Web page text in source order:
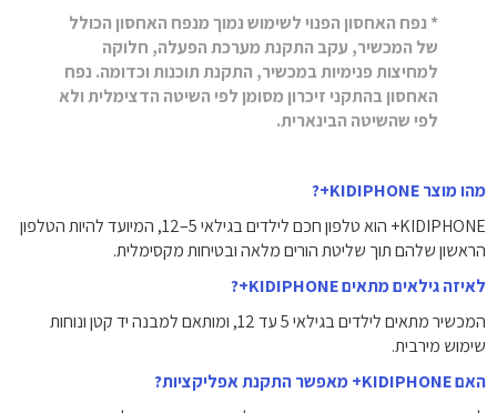
* נפח האחסון הפנוי לשימוש נמוך מנפח האחסון הכולל
של המכשיר, עקב התקנת מערכת הפעלה, חלוקה
למחיצות פנימיות במכשיר, התקנת תוכנות וכדומה. נפח
האחסון בהתקני זיכרון מסומן לפי השיטה הדצימלית ולא
לפי שהשיטה הבינארית.
מהו מוצר KIDIPHONE+?
KIDIPHONE+ הוא טלפון חכם לילדים בגילאי 5–12, המיועד להיות הטלפון
הראשון שלהם תוך שליטת הורים מלאה ובטיחות מקסימלית.
לאיזה גילאים מתאים KIDIPHONE+?
המכשיר מתאים לילדים בגילאי 5 עד 12, ומותאם למבנה יד קטן ונוחות
שימוש מירבית.
האם KIDIPHONE+ מאפשר התקנת אפליקציות?